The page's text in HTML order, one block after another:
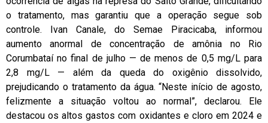
o tratamento, mas garantiu que a operação segue sob
controle. Ivan Canale, do Semae Piracicaba, informou
aumento anormal de concentração de amônia no Rio
Corumbataí no final de julho — de menos de 0,5 mg/L para
2,8 mg/L — além da queda do oxigênio dissolvido,
prejudicando o tratamento da água. “Neste início de agosto,
felizmente a situação voltou ao normal”, declarou. Ele
destacou os altos gastos com oxidantes e cloro em 2024 e